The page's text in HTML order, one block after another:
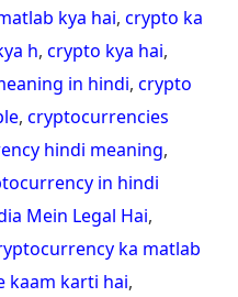
kya hai, crypto ka
h, crypto kya hai,
in hindi, crypto
, cryptocurrencies
hindi meaning,
in hindi
Mein Legal Hai,
ka matlab
kaam karti hai,